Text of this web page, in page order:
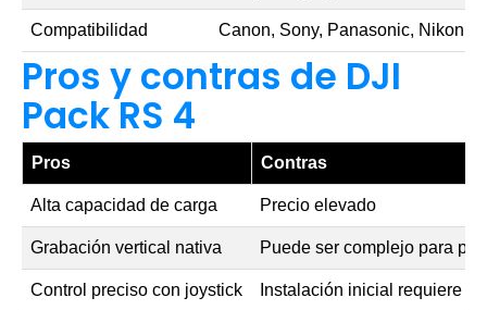
Compatibilidad Canon, Sony, Panasonic, Nikon,
Pros y contras de DJI
Pack RS 4
Pros Contras
Alta capacidad de carga Precio elevado
Grabación vertical nativa Puede ser complejo para
Control preciso con joystick Instalación inicial requiere